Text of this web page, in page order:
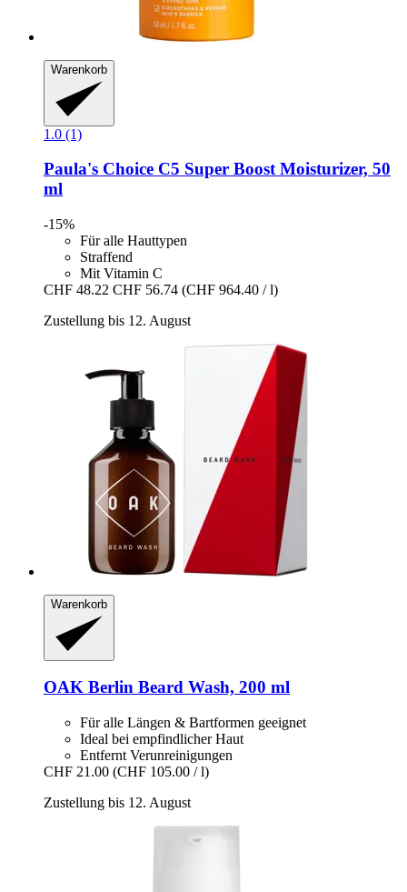
Warenkorb
1.0 (1)
Paula's Choice C5 Super Boost Moisturizer, 50
ml
-15%
Für alle Hauttypen
Straffend
Mit Vitamin C
CHF 48.22 CHF 56.74 (CHF 964.40 / l)
Zustellung bis 12. August
Warenkorb
OAK Berlin Beard Wash, 200 ml
Für alle Längen & Bartformen geeignet
Ideal bei empfindlicher Haut
Entfernt Verunreinigungen
CHF 21.00 (CHF 105.00 / l)
Zustellung bis 12. August